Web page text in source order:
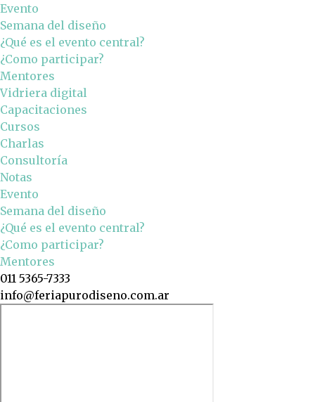
Evento
Semana del diseño
¿Qué es el evento central?
¿Como participar?
Mentores
Vidriera digital
Capacitaciones
Cursos
Charlas
Consultoría
Notas
Evento
Semana del diseño
¿Qué es el evento central?
¿Como participar?
Mentores
011 5365-7333
info@feriapurodiseno.com.ar